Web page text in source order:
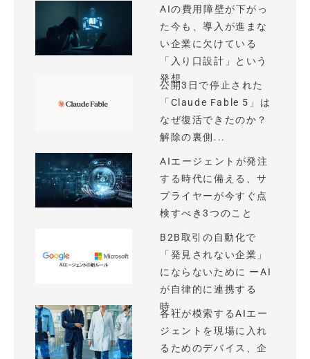
AIの費用障壁が下がっ
た今も、導入が進まな
い企業に欠けている
「入り口設計」という
発想
公開3日で停止された
「Claude Fable 5」は
なぜ復活できたのか？
解除の裏側...
AIエージェントが発注
する時代に備える、サ
プライヤーが今すぐ点
検すべき3つのこと
B2B取引の自動化で
「発見されない企業」
にならないために ーAI
が自律的に連携する
時...
各社が模索するAIエー
ジェントを現場に入れ
るためのデバイス、企